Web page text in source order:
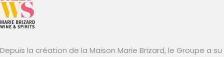
Depuis la création de la Maison Marie Brizard, le Groupe a su